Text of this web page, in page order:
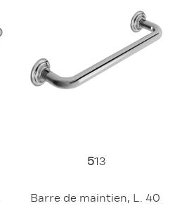
513
Barre de maintien, L. 40